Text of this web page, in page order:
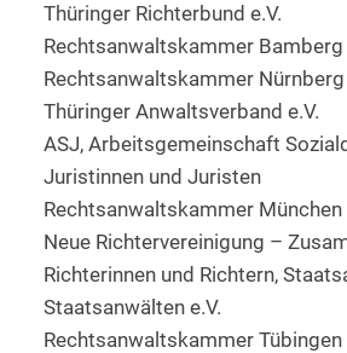
Thüringer Richterbund e.V.
Rechtsanwaltskammer Bamberg
Rechtsanwaltskammer Nürnberg
Thüringer Anwaltsverband e.V.
ASJ, Arbeitsgemeinschaft
Juristinnen und Juristen
Rechtsanwaltskammer München
Neue Richtervereinigung –
Richterinnen und Richtern,
Staatsanwälten e.V.
Rechtsanwaltskammer Tübingen